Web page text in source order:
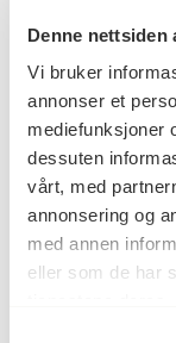
Denne nettsiden
Vi bruker
annonser et
mediefunksjoner
dessuten
vårt, med
annonsering og
med annen
eller som de har
Kunstner
Teknikk og